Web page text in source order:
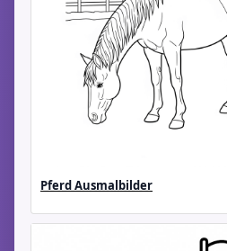
Pferd Ausmalbilder